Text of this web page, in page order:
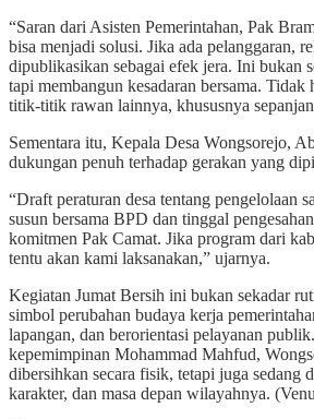
“Saran dari Asisten Pemerintahan, Pak
bisa menjadi solusi. Jika ada pelanggaran,
dipublikasikan sebagai efek jera. Ini bukan
tapi membangun kesadaran bersama.
titik-titik rawan lainnya, khususnya
Sementara itu, Kepala Desa Wongsorejo,
dukungan penuh terhadap gerakan yang
“Draft peraturan desa tentang pengelolaan
susun bersama BPD dan tinggal
komitmen Pak Camat. Jika program dari
tentu akan kami laksanakan,” ujarnya.
Kegiatan Jumat Bersih ini bukan sekadar
simbol perubahan budaya kerja
lapangan, dan berorientasi pelayanan
kepemimpinan Mohammad Mahfud,
dibersihkan secara fisik, tetapi juga sedang
karakter, dan masa depan wilayahnya.